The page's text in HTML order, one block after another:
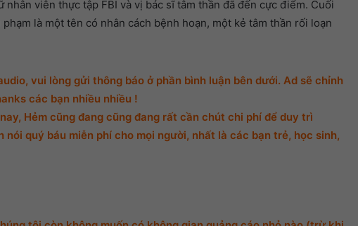
nhân viên thực tập FBI và vị bác sĩ tâm thần đã đến cực điểm. Cuối
là một tên có nhân cách bệnh hoạn, một kẻ tâm thần rối loạn
vui lòng gửi thông báo ở phần bình luận bên dưới. Ad sẽ chỉnh
các bạn nhiều nhiều !
Hẻm cũng đang cũng đang rất cần chút chi phí để duy trì
quý báu miễn phí cho mọi người, nhất là các bạn trẻ, học sinh,